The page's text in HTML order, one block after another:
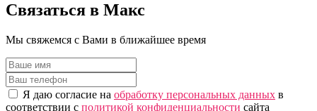
Связаться в Макс
Мы свяжемся с Вами в ближайшее время
Я даю согласие на обработку персональных данных в
соответствии с политикой конфиденциальности сайта